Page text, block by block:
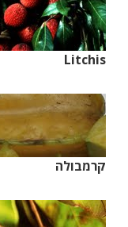
Litchis
קרמבולה